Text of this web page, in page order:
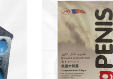
sau khi sử dụng ❤️
"Siloflam 100 giúp tôi
cho hiệu quả rõ